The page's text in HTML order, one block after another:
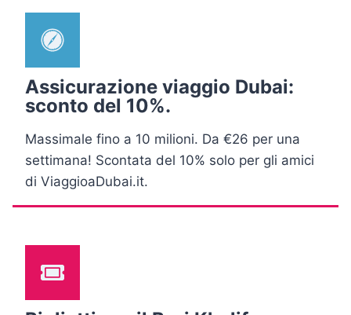
Assicurazione viaggio Dubai:
sconto del 10%.
Massimale fino a 10 milioni. Da €26 per una
settimana! Scontata del 10% solo per gli amici
di ViaggioaDubai.it.